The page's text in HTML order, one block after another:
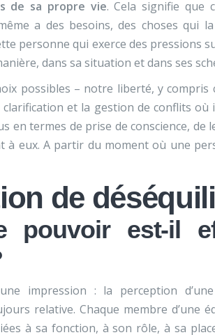
de sa propre vie. Cela signifie que
a des besoins, des choses qui
personne qui exerce des pressions
dans sa situation et dans ses
possibles – notre liberté, y compris
et la gestion de conflits où
en termes de prise de conscience, de
à eux. A partir du moment où une
de
pouvoir est-il
impression : la perception
relative. Chaque membre d’une
à sa fonction, à son rôle, à sa